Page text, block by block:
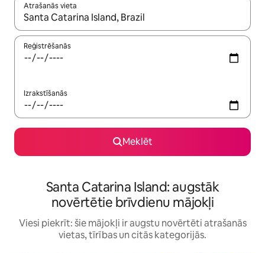
Atrašanās vieta
Kad rezultāti kļūs pieejami, izmantojiet bultiņu uz augšu un
Reģistrēšanās
Izrakstīšanās
Meklēt
Santa Catarina Island: augstāk
novērtētie brīvdienu mājokļi
Viesi piekrīt: šie mājokļi ir augstu novērtēti atrašanās
vietas, tīrības un citās kategorijās.